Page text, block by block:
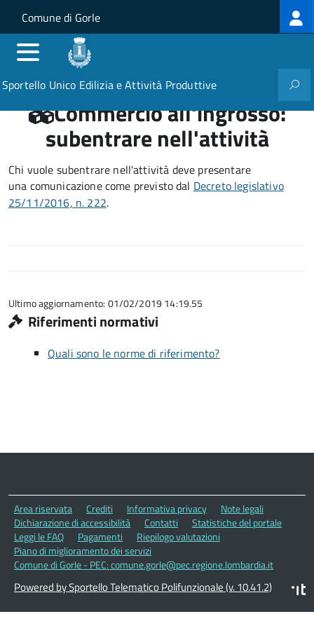
Salta al contenuto principale
Skip to site navigation
Comune di Gorle
Sportello Unico Edilizia e Attività Produttive
Commercio all'ingrosso:
subentrare nell'attività
Chi vuole subentrare nell'attività deve presentare
una comunicazionecome previsto dal Decreto legislativo
25/11/2016, n. 222.
Ultimo aggiornamento: 01/02/2019 14:19.55
Riferimenti normativi
Quali sono le norme di riferimento?
Area riservata Crediti Informativa privacy
Note legali
Dichiarazione di accessibilità
Contatti
Statistiche del portale
Leggi le FAQ
Pagamenti
Riepilogo valutazioni
Piano di miglioramento dei servizi
Comune di Gorle - PEC: comune.gorle@pec.regione.lombardia.it
Powered by Sportello Telematico Polifunzionale (v. 10.41.2)